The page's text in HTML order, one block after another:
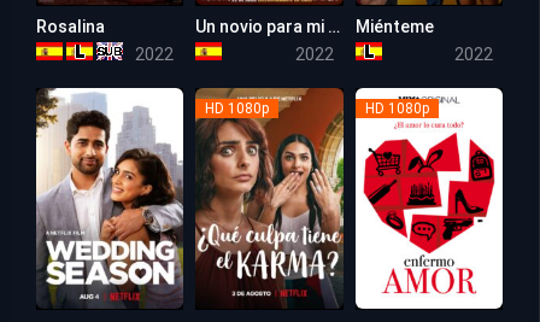
Rosalina
2022
Un novio para mi mujer
2022
Miénteme
2022
HD 1080p HD 1080p